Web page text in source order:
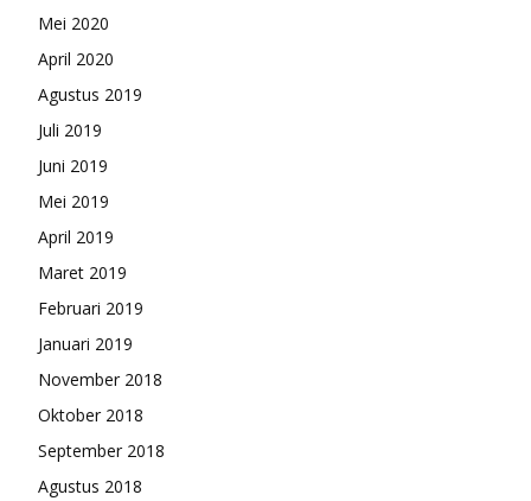
Mei 2020
April 2020
Agustus 2019
Juli 2019
Juni 2019
Mei 2019
April 2019
Maret 2019
Februari 2019
Januari 2019
November 2018
Oktober 2018
September 2018
Agustus 2018